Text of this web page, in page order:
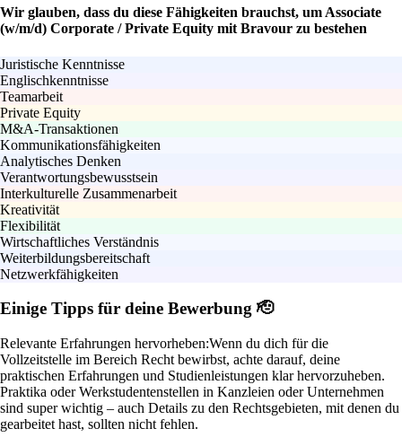
Wir glauben, dass du diese Fähigkeiten brauchst, um Associate
(w/m/d) Corporate / Private Equity mit Bravour zu bestehen
Juristische Kenntnisse
Englischkenntnisse
Teamarbeit
Private Equity
M&A-Transaktionen
Kommunikationsfähigkeiten
Analytisches Denken
Verantwortungsbewusstsein
Interkulturelle Zusammenarbeit
Kreativität
Flexibilität
Wirtschaftliches Verständnis
Weiterbildungsbereitschaft
Netzwerkfähigkeiten
Einige Tipps für deine Bewerbung 🫡
Relevante Erfahrungen hervorheben:Wenn du dich für die
Vollzeitstelle im Bereich Recht bewirbst, achte darauf, deine
praktischen Erfahrungen und Studienleistungen klar hervorzuheben.
Praktika oder Werkstudentenstellen in Kanzleien oder Unternehmen
sind super wichtig – auch Details zu den Rechtsgebieten, mit denen du
gearbeitet hast, sollten nicht fehlen.